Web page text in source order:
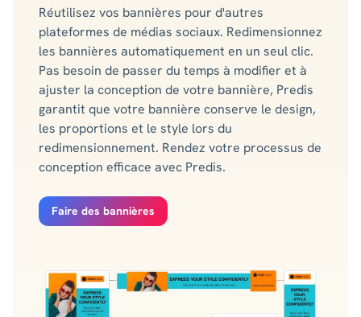
Réutilisez vos bannières pour d'autres
plateformes de médias sociaux. Redimensionnez
les bannières automatiquement en un seul clic.
Pas besoin de passer du temps à modifier et à
ajuster la conception de votre bannière, Predis
garantit que votre bannière conserve le design,
les proportions et le style lors du
redimensionnement. Rendez votre processus de
conception efficace avec Predis.
Faire des bannières